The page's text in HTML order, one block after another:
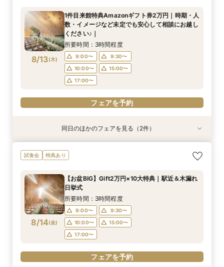
8/12 水
所要時間：2時間程度
11:30〜
15:00〜
フェアを予約
8/13(木)
1件目来館特典Amazonギフト券2万円｜時期・人
数・イメージなど未定でも安心して相談にお越し
ください♪｜
所要時間：3時間程度
9:00〜
9:30〜
10:00〜
15:00〜
17:00〜
フェアを予約
特典あり
8/13(木)
【お盆】1件目Gift2万円×挙式料0円｜駅近＆木
漏れ日挙式
9:00〜
10:00〜
15:00〜
17:00〜
フェアを予約
特典あり
8/13(木)
【結婚式に向けた不安を解消！】最大160万円優
待×5万円相当豪華試｜自然光降り注ぐチャペル
所要時間：3時間程度
10:00〜
15:00〜
17:00〜
フェアを予約
同日のほかのフェアを見る（2件）
試食会 特典あり
8/14(金)
【お盆BIG】Gift2万円×10大特典｜駅近＆木漏れ
日挙式
所要時間：3時間程度
9:00〜
9:30〜
10:00〜
15:00〜
17:00〜
フェアを予約